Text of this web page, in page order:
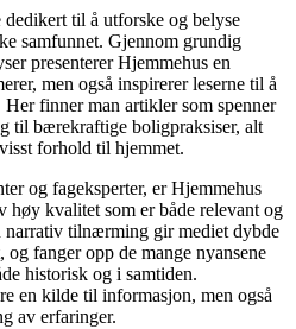
til å utforske og belyse
samfunnet. Gjennom grundig
presenterer Hjemmehus en
men også inspirerer leserne til å
finner man artikler som spenner
til bærekraftige boligpraksiser, alt
forhold til hjemmet.
og fageksperter, er Hjemmehus
kvalitet som er både relevant og
narrativ tilnærming gir mediet dybde
fanger opp de mange nyansene
historisk og i samtiden.
en kilde til informasjon, men også
av erfaringer.